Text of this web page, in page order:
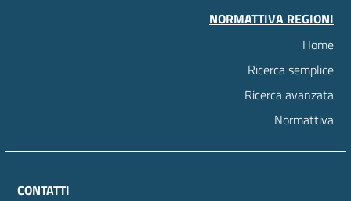
NORMATTIVA REGIONI
Home
Ricerca semplice
Ricerca avanzata
Normattiva
CONTATTI